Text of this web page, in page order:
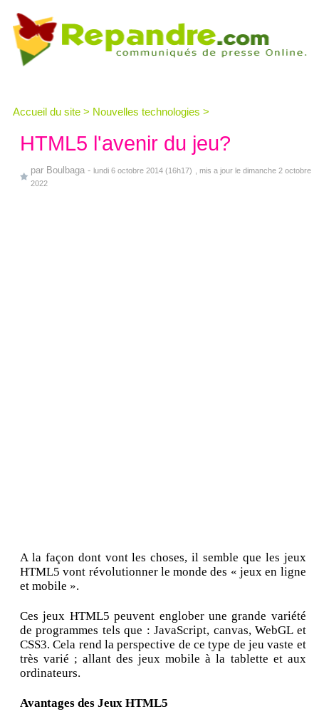
Accueil du site > Nouvelles technologies >
HTML5 l'avenir du jeu?
par Boulbaga - lundi 6 octobre 2014 (16h17)
, mis a jour le dimanche 2 octobre
2022
A la façon dont vont les choses, il semble que les jeux
HTML5 vont révolutionner le monde des « jeux en ligne
et mobile ».
Ces jeux HTML5 peuvent englober une grande variété
de programmes tels que : JavaScript, canvas, WebGL et
CSS3. Cela rend la perspective de ce type de jeu vaste et
très varié ; allant des jeux mobile à la tablette et aux
ordinateurs.
Avantages des Jeux HTML5